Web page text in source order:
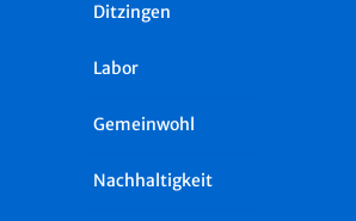
Ditzingen
Labor
Gemeinwohl
Nachhaltigkeit